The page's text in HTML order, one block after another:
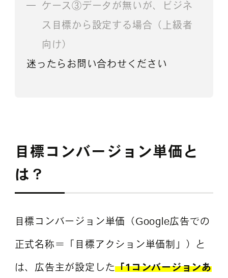
ケース③データが無いが、ビジネ
ス目標から設定する場合（上級者
向け）
迷ったらお問い合わせください
目標コンバージョン単価と
は？
目標コンバージョン単価（Google広告での
正式名称＝「目標アクション単価制」）と
は、広告主が設定した「1コンバージョンあ